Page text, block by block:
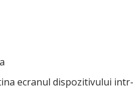
ecranul dispozitivului